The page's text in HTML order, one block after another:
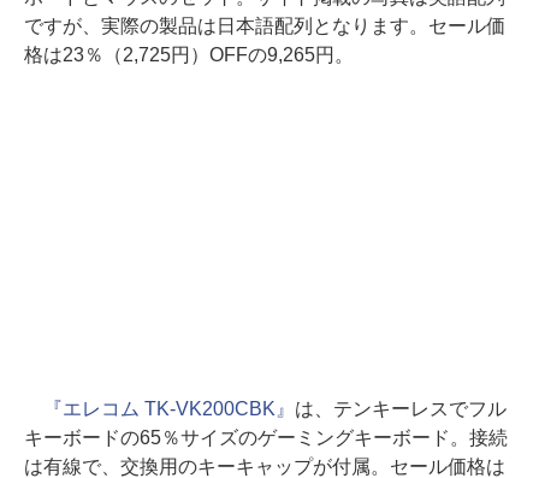
ですが、実際の製品は日本語配列となります。セール価
格は23％（2,725円）OFFの9,265円。
『エレコム TK-VK200CBK』 は、テンキーレスでフル
キーボードの65％サイズのゲーミングキーボード。接続
は有線で、交換用のキーキャップが付属。セール価格は